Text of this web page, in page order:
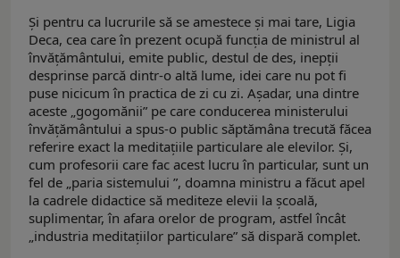
Și pentru ca lucrurile să se amestece și mai tare, Ligia
Deca, cea care în prezent ocupă funcția de ministrul al
învățământului, emite public, destul de des, inepții
desprinse parcă dintr-o altă lume, idei care nu pot fi
puse nicicum în practica de zi cu zi. Așadar, una dintre
aceste „gogomănii” pe care conducerea ministerului
învățământului a spus-o public săptămâna trecută făcea
referire exact la meditațiile particulare ale elevilor. Și,
cum profesorii care fac acest lucru în particular, sunt un
fel de „paria sistemului ”, doamna ministru a făcut apel
la cadrele didactice să mediteze elevii la școală,
suplimentar, în afara orelor de program, astfel încât
„industria meditațiilor particulare” să dispară complet.